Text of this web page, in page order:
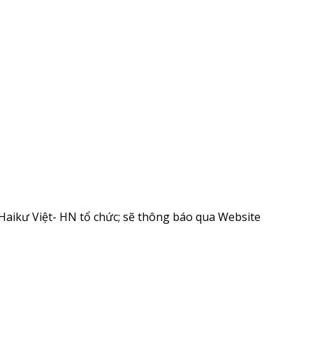
Việt- HN tổ chức; sẽ thông báo qua Website